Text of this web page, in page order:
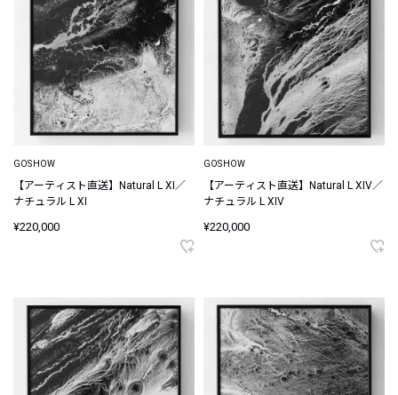
GOSHOW
【アーティスト直送】Natural L XI／
ナチュラル L XI
¥220,000
GOSHOW
【アーティスト直送】Natural L XIV／
ナチュラル L XIV
¥220,000